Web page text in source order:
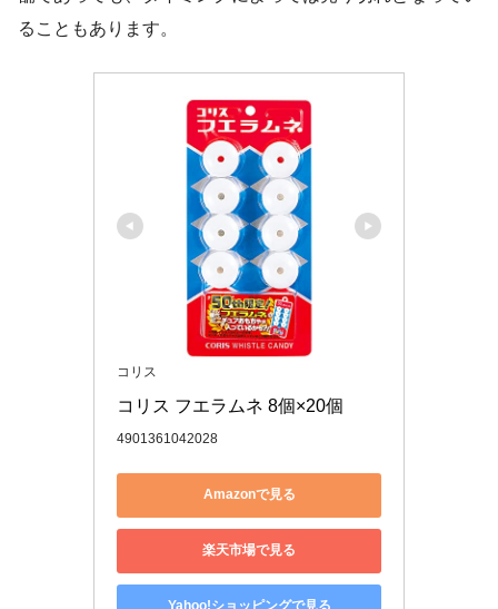
ることもあります。
コリス
コリス フエラムネ 8個×20個
4901361042028
Amazonで見る
楽天市場で見る